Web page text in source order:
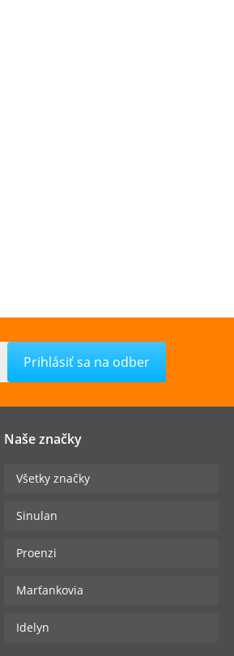
Naše značky
Všetky značky
Sinulan
Proenzi
Marťankovia
Idelyn